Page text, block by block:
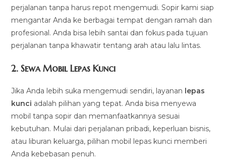
perjalanan tanpa harus repot mengemudi. Sopir kami siap
mengantar Anda ke berbagai tempat dengan ramah dan
profesional. Anda bisa lebih santai dan fokus pada tujuan
perjalanan tanpa khawatir tentang arah atau lalu lintas.
2.Sewa Mobil Lepas Kunci
Jika Anda lebih suka mengemudi sendiri, layanan lepas
kunci adalah pilihan yang tepat. Anda bisa menyewa
mobil tanpa sopir dan memanfaatkannya sesuai
kebutuhan. Mulai dari perjalanan pribadi, keperluan bisnis,
atau liburan keluarga, pilihan mobil lepas kunci memberi
Anda kebebasan penuh.